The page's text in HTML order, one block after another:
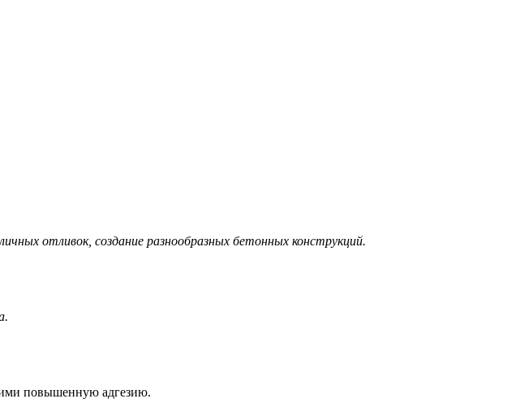
отливок, создание разнообразных бетонных конструкций.
повышенную адгезию.